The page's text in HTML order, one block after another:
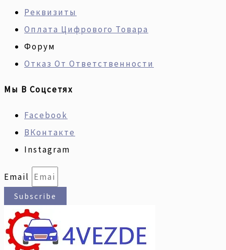
Реквизиты
Оплата Цифрового Товара
Форум
Отказ От Ответственности
Мы В Соцсетях
Facebook
ВКонтакте
Instagram
Email
Subscribe